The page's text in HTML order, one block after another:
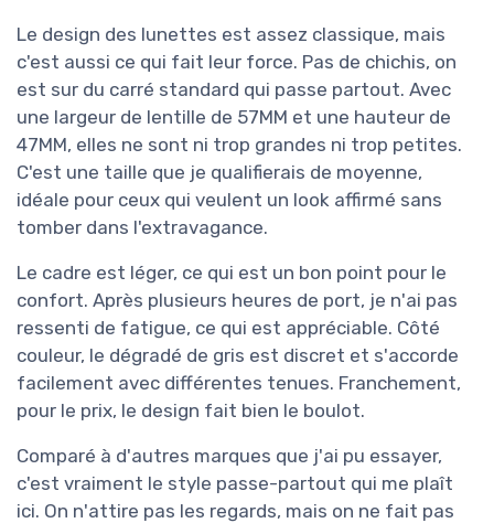
Le design des lunettes est assez classique, mais
c'est aussi ce qui fait leur force. Pas de chichis, on
est sur du carré standard qui passe partout. Avec
une largeur de lentille de 57MM et une hauteur de
47MM, elles ne sont ni trop grandes ni trop petites.
C'est une taille que je qualifierais de moyenne,
idéale pour ceux qui veulent un look affirmé sans
tomber dans l'extravagance.
Le cadre est léger, ce qui est un bon point pour le
confort. Après plusieurs heures de port, je n'ai pas
ressenti de fatigue, ce qui est appréciable. Côté
couleur, le dégradé de gris est discret et s'accorde
facilement avec différentes tenues. Franchement,
pour le prix, le design fait bien le boulot.
Comparé à d'autres marques que j'ai pu essayer,
c'est vraiment le style passe-partout qui me plaît
ici. On n'attire pas les regards, mais on ne fait pas